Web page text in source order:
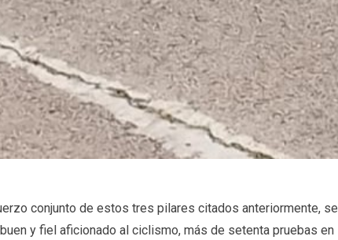
conjunto de estos tres pilares citados anteriormente, se
y fiel aficionado al ciclismo, más de setenta pruebas en